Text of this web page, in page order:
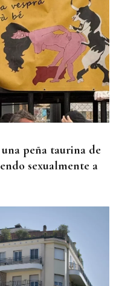
de De la
Colombia
peña taurina de
sexualmente a